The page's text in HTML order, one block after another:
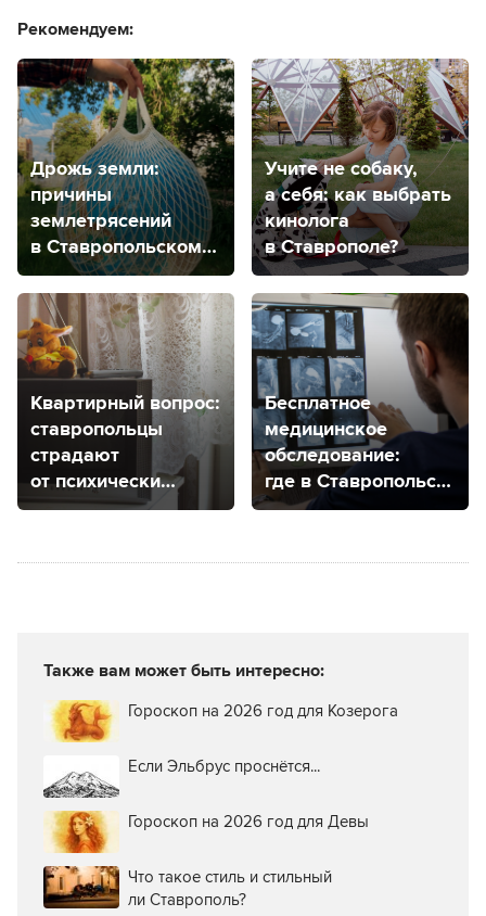
Рекомендуем:
Дрожь земли:
причины
землетрясений
в Ставропольском
крае, прогнозы
на будущее
Учите не собаку,
а себя: как выбрать
кинолога
в Ставрополе?
Квартирный вопрос:
ставропольцы
страдают
от психически
нестабильного
Бесплатное
медицинское
обследование:
где в Ставропольском
крае находятся
для детей
Также вам может быть интересно:
Гороскоп на 2026 год для Козерога
Если Эльбрус проснётся...
Гороскоп на 2026 год для Девы
Что такое стиль и стильный
ли Ставрополь?